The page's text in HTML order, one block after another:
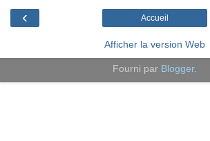
‹ Accueil
Afficher la version Web
Fourni par Blogger.